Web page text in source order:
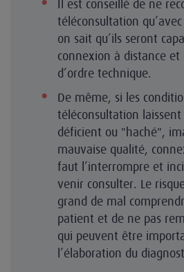
Il est conseillé de ne
téléconsultation
on sait qu’ils seront
connexion à distance et
d’ordre technique.
De même, si les
téléconsultation
déficient ou "haché",
mauvaise qualité,
faut l’interrompre et
venir consulter. Le
grand de mal
patient et de ne pas
qui peuvent être
l’élaboration du